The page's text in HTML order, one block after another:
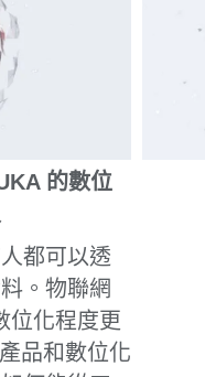
的數位
都可以透
。物聯網
位化程度更
品和數位化